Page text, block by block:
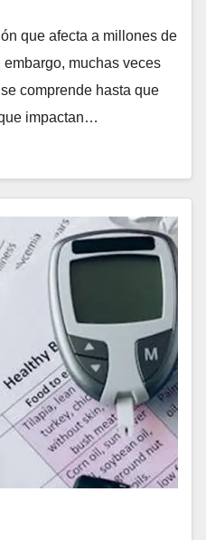
que afecta a millones de
muchas veces
comprende hasta que
impactan…